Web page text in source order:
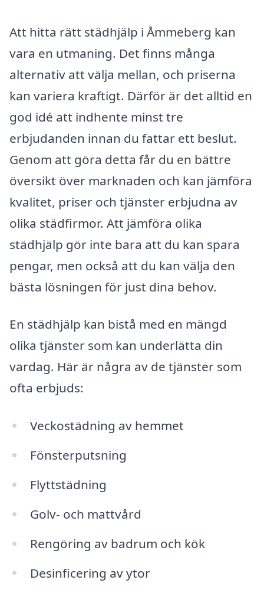
Att hitta rätt städhjälp i Åmmeberg kan
vara en utmaning. Det finns många
alternativ att välja mellan, och priserna
kan variera kraftigt. Därför är det alltid en
god idé att indhente minst tre
erbjudanden innan du fattar ett beslut.
Genom att göra detta får du en bättre
översikt över marknaden och kan jämföra
kvalitet, priser och tjänster erbjudna av
olika städfirmor. Att jämföra olika
städhjälp gör inte bara att du kan spara
pengar, men också att du kan välja den
bästa lösningen för just dina behov.
En städhjälp kan bistå med en mängd
olika tjänster som kan underlätta din
vardag. Här är några av de tjänster som
ofta erbjuds:
Veckostädning av hemmet
Fönsterputsning
Flyttstädning
Golv- och mattvård
Rengöring av badrum och kök
Desinficering av ytor